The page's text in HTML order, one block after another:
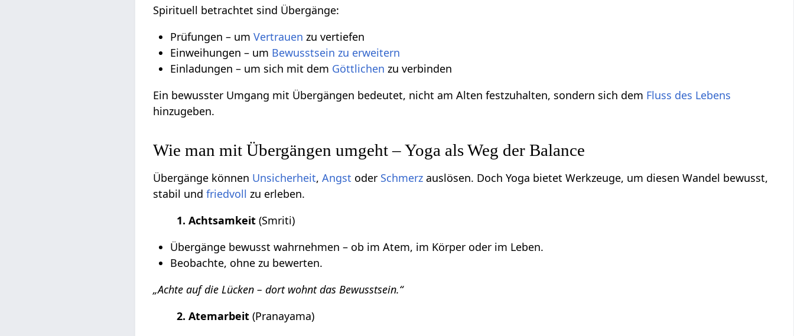
Spirituell betrachtet sind Übergänge:
Prüfungen – umVertrauen zu vertiefen
Einweihungen – um Bewusstsein zu erweitern
Einladungen – um sich mit dem Göttlichen zu verbinden
Ein bewusster Umgang mit Übergängen bedeutet, nicht am Alten festzuhalten, sondern sich dem Fluss des Lebens
hinzugeben.
Wie man mit Übergängen umgeht – Yoga als Weg der Balance
Übergänge können Unsicherheit,Angst oder Schmerz auslösen. Doch Yoga bietet Werkzeuge, um diesen Wandel bewusst,
stabil undfriedvoll zu erleben.
1. Achtsamkeit (Smriti)
Übergänge bewusst wahrnehmen – ob im Atem, im Körper oder im Leben.
Beobachte, ohne zu bewerten.
„Achte auf die Lücken – dort wohnt das Bewusstsein.“
2. Atemarbeit (Pranayama)